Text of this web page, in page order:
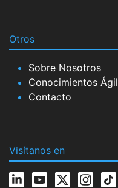
Otros
Sobre Nosotros
Conocimientos
Contacto
Visítanos en